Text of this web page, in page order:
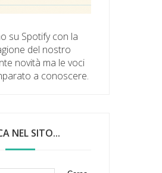
su Spotify con la
del nostro
novità ma le voci
a conoscere.
NEL SITO...